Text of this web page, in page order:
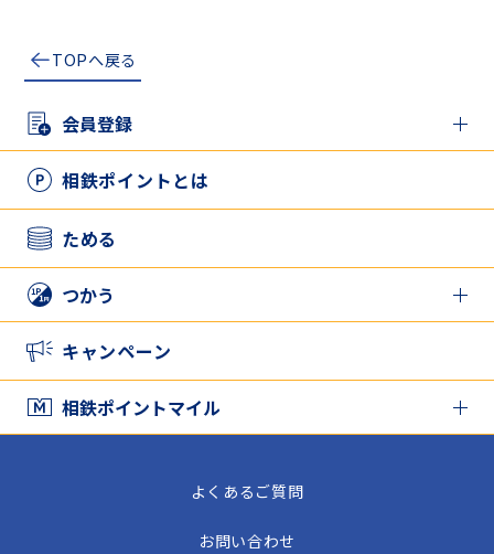
TOPへ戻る
会員登録
新規登録の方
アプリとカードを併用したい方
相鉄ポイントとは
ためる
つかう
相鉄ポイントをつかう
家族と相鉄ポイントをシェアする
キャンペーン
相鉄ポイントマイル
よくあるご質問
お問い合わせ